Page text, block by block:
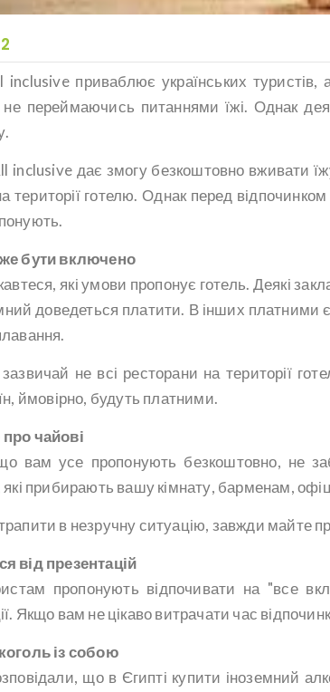
приваблює українських туристів,
переймаючись питаннями їжі. Однак
inclusive дає змогу безкоштовно вживати
території готелю. Однак перед
бути включено
які умови пропонує готель. Деякі
доведеться платити. В інших платними
не всі ресторани на території
ймовірно, будуть платними.
чайові
вам усе пропонують безкоштовно, не
які прибирають вашу кімнату, барменам,
в незручну ситуацію, завжди майте
від презентацій
пропонують відпочивати на "все
Якщо вам не цікаво витрачати час
із собою
що в Єгипті купити іноземний